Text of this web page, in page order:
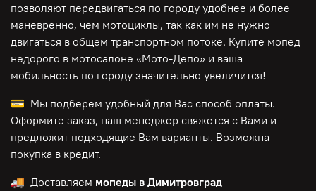
позволяют передвигаться по городу удобнее и более
маневренно, чем мотоциклы, так как им не нужно
двигаться в общем транспортном потоке. Купите мопед
недорого в мотосалоне «Мото-Депо» и ваша
мобильность по городу значительно увеличится!
💳 Мы подберем удобный для Вас способ оплаты.
Оформите заказ, наш менеджер свяжется с Вами и
предложит подходящие Вам варианты. Возможна
покупка в кредит.
🚚 Доставляем мопеды в Димитровград